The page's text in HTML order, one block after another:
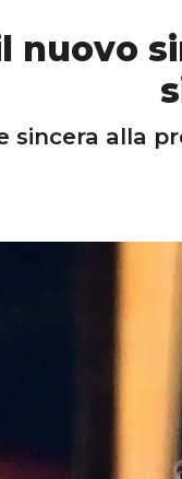
nuovo
sincera alla